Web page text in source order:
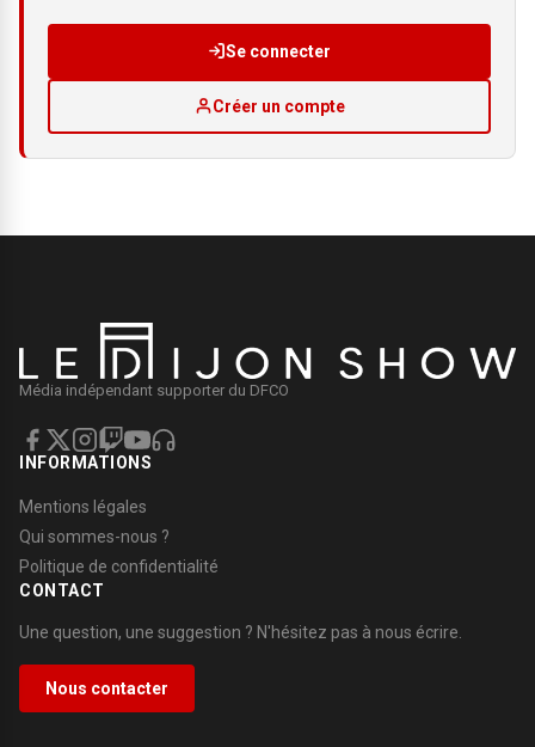
Se connecter
Créer un compte
Média indépendant supporter du DFCO
INFORMATIONS
Mentions légales
Qui sommes-nous ?
Politique de confidentialité
CONTACT
Une question, une suggestion ? N'hésitez pas à nous écrire.
Nous contacter